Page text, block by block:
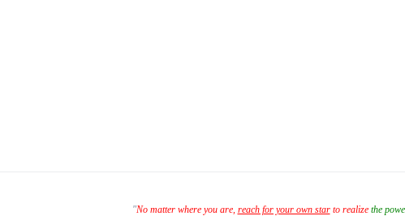
"No matter where you are, reach for your own starto realize the